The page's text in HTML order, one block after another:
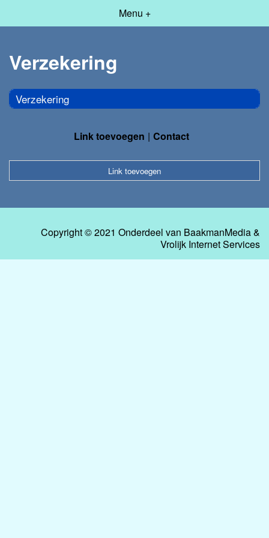
Menu +
Verzekering
Verzekering
Link toevoegen Contact
Link toevoegen
Copyright © 2021 Onderdeel van BaakmanMedia&
Vrolijk Internet Services